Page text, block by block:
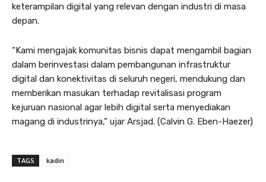
keterampilan digital yang relevan dengan industri di masa
depan.
“Kami mengajak komunitas bisnis dapat mengambil bagian
dalam berinvestasi dalam pembangunan infrastruktur
digital dan konektivitas di seluruh negeri, mendukung dan
memberikan masukan terhadap revitalisasi program
kejuruan nasional agar lebih digital serta menyediakan
magang di industrinya,” ujar Arsjad. (Calvin G. Eben-Haezer)
TAGS kadin